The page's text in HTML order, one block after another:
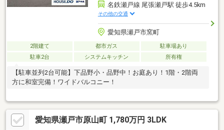
名鉄瀬戸線 尾張瀬戸駅 徒歩4.5km
その他の交通
愛知県瀬戸市窯町
2階建て 都市ガス
駐車場あり
駐車2台
システムキッチン 所有権
【駐車並列2台可能】下品野小・品野中！お庭あり！1階・2階両
方に和室完備！ワイドバルコニー！
愛知県瀬戸市原山町 1,780万円 3LDK